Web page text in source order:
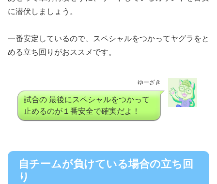
に潜伏しましょう。
一番安定しているので、スペシャルをつかってヤグラをと
める立ち回りがおススメです。
ゆーざき
試合の 最後にスペシャルをつかって
止めるのが１番安全で確実だよ！
自チームが負けている場合の立ち回
り